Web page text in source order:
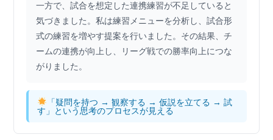
一方で、試合を想定した連携練習が不足していると
気づきました。私は練習メニューを分析し、試合形
式の練習を増やす提案を行いました。その結果、チ
ームの連携が向上し、リーグ戦での勝率向上につな
がりました。
「疑問を持つ → 観察する → 仮説を立てる → 試
す」という思考のプロセスが見える